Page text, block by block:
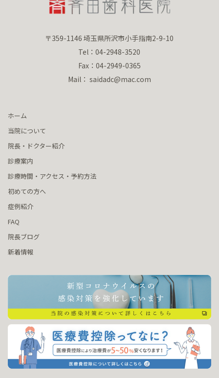
〒359-1146 埼玉県所沢市小手指南2-9-10
Tel：04-2948-3520
Fax：04-2949-0365
Mail： saidadc@mac.com
ホーム
当院について
院長・ドクター紹介
診療案内
診療時間・アクセス・予約方法
初めての方へ
症例紹介
FAQ
院長ブログ
新着情報